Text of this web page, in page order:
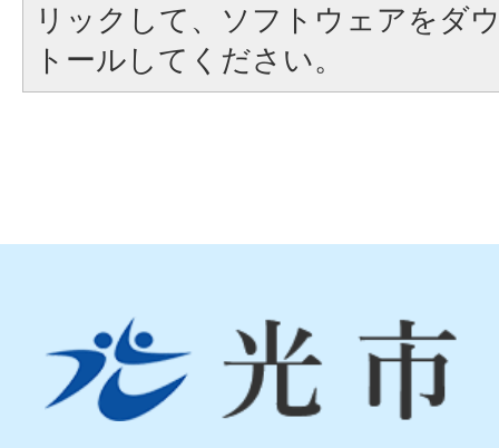
リックして、ソフトウェアをダ
トールしてください。
市
Hikari